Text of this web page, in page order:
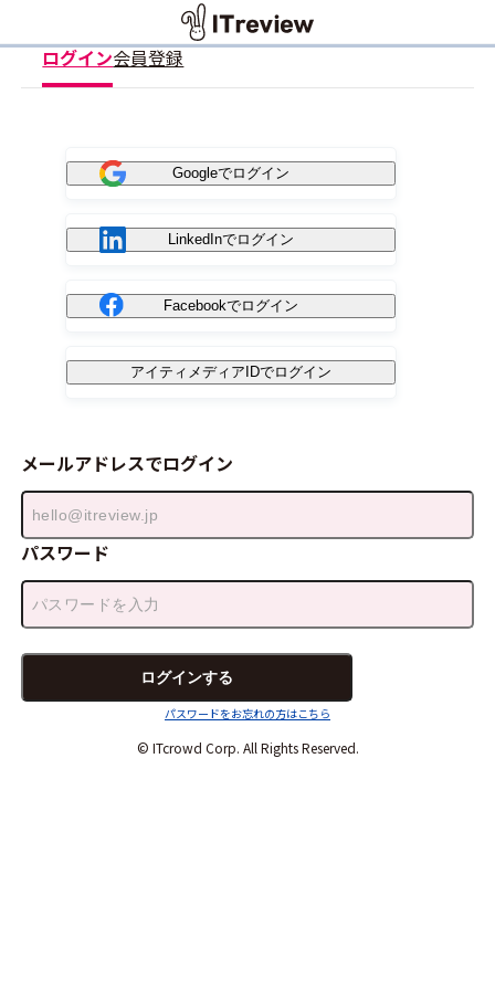
ログイン会員登録
Googleでログイン
LinkedInでログイン
Facebookでログイン
アイティメディアIDでログイン
メールアドレスでログイン
パスワード
パスワードをお忘れの方はこちら
© ITcrowd Corp. All Rights Reserved.